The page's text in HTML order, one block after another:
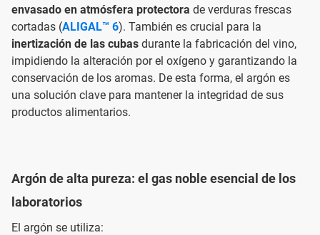
envasado en atmósfera protectora de verduras frescas
cortadas (ALIGAL™ 6). También es crucial para la
inertización de las cubas durante la fabricación del vino,
impidiendo la alteración por el oxígeno y garantizando la
conservación de los aromas. De esta forma, el argón es
una solución clave para mantener la integridad de sus
productos alimentarios.
Argón de alta pureza: el gas noble esencial de los
laboratorios
El argón se utiliza: